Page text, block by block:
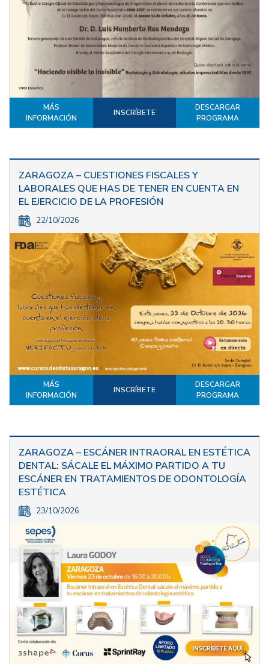
MÁS
INFORMACIÓN
INSCRÍBETE
DESCARGAR
PROGRAMA
ZARAGOZA – CUESTIONES FISCALES Y
LABORALES QUE HAS DE TENER EN CUENTA EN
EL EJERCICIO DE LA PROFESIÓN
22/10/2026
MÁS
INFORMACIÓN
INSCRÍBETE
DESCARGAR
PROGRAMA
ZARAGOZA – ESCÁNER INTRAORAL EN ESTÉTICA
DENTAL: SÁCALE EL MÁXIMO PARTIDO A TU
ESCÁNER EN TRATAMIENTOS DE ODONTOLOGÍA
ESTÉTICA
23/10/2026